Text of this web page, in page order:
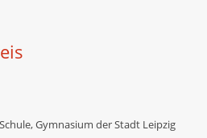
Gymnasium der Stadt Leipzig